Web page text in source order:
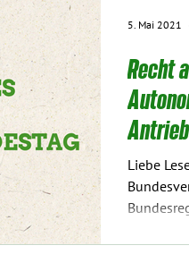
Recht
Liebe
5. Mai 2021